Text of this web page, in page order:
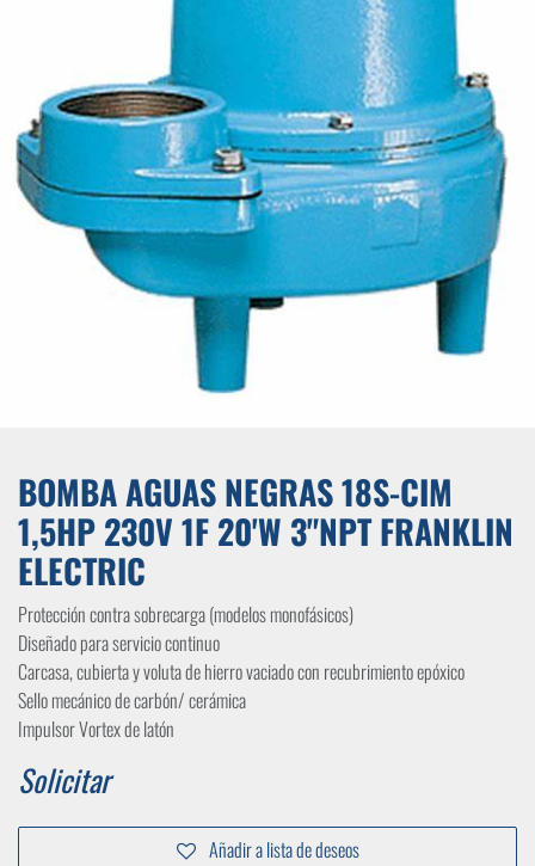
BOMBA AGUAS NEGRAS 18S-CIM
1,5HP 230V 1F 20'W 3"NPT FRANKLIN
ELECTRIC
Protección contra sobrecarga (modelos monofásicos)
Diseñado para servicio continuo
Carcasa, cubierta y voluta de hierro vaciado con recubrimiento epóxico
Sello mecánico de carbón/ cerámica
Impulsor Vortex de latón
Solicitar
Añadir a lista de deseos